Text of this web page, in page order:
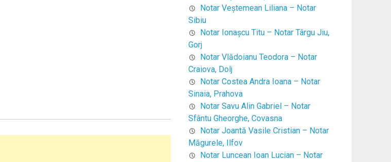
Notar Veştemean Liliana – Notar
Sibiu
Notar Ionaşcu Titu – Notar Târgu Jiu,
Gorj
Notar Vlădoianu Teodora – Notar
Craiova, Dolj
Notar Costea Andra Ioana – Notar
Sinaia, Prahova
Notar Savu Alin Gabriel – Notar
Sfântu Gheorghe, Covasna
Notar Joantă Vasile Cristian – Notar
Măgurele, Ilfov
Notar Luncean Ioan Lucian – Notar